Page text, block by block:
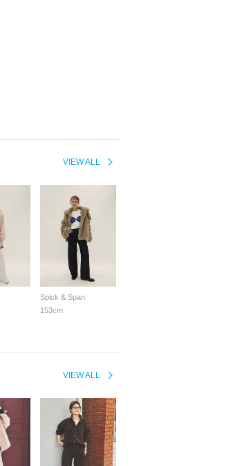
VIEW ALL
Spick & Span
153cm
VIEW ALL